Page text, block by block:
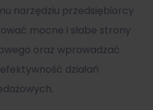
narzędziu przedsiębiorcy
mocne i słabe strony
oraz wprowadzać
działań